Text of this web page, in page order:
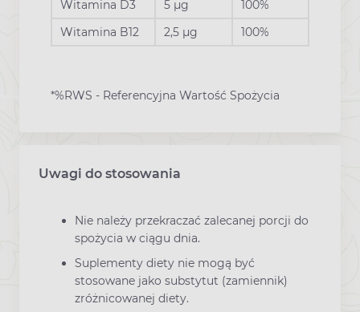
Witamina D3
5 µg
100%
Witamina B12
2,5 µg 100%
*%RWS - Referencyjna Wartość Spożycia
Uwagi do stosowania
Nie należy przekraczać zalecanej porcji do
spożycia w ciągu dnia.
Suplementy diety nie mogą być
stosowane jako substytut (zamiennik)
zróżnicowanej diety.